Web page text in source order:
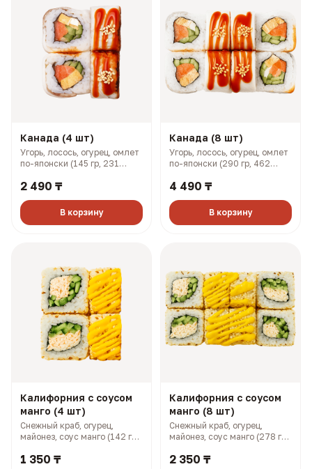
Канада (4 шт)
Угорь, лосось, огурец, омлет
по-японски (145 гр, 231
2 490 ₸
В корзину
Канада (8 шт)
Угорь, лосось, огурец, омлет
по-японски (290 гр, 462
4 490 ₸
В корзину
Калифорния с соусом
манго (4 шт)
Снежный краб, огурец,
майонез, соус манго (142 гр,
1 350 ₸
Калифорния с соусом
манго (8 шт)
Снежный краб, огурец,
майонез, соус манго (278 гр,
2 350 ₸